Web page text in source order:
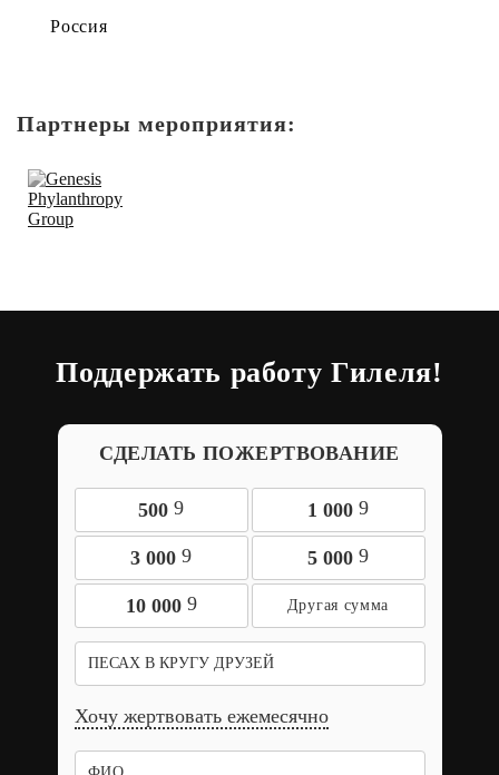
Россия
Партнеры мероприятия:
Поддержать работу Гилеля!
СДЕЛАТЬ ПОЖЕРТВОВАНИЕ
500 9 1 000 9
3 000 9 5 000 9
10 000 9
ПЕСАХ В КРУГУ ДРУЗЕЙ
Хочу жертвовать ежемесячно